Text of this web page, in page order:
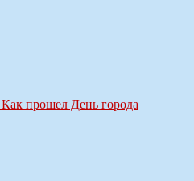
прошел День города